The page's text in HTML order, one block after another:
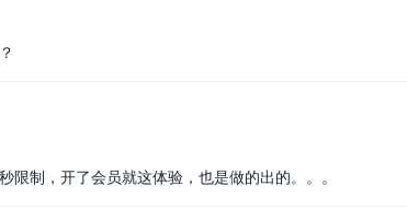
制，开了会员就这体验，也是做的出的。。。